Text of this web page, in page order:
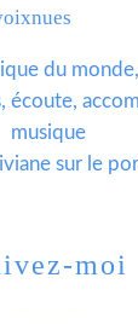
du
écoute,
musique
sur le
moi